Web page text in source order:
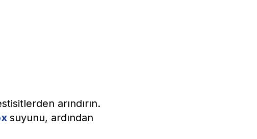
arındırın.
suyunu, ardından